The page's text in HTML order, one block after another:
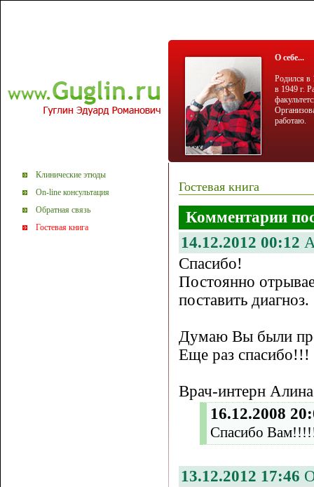
Клинические этюды
On-line консультация
Обратная связь
Гостевая книга
О себе...
Родился в
в 1949 г.
работаю.
Гостевая книга
Комментарии
14.12.2012 00:12
Спасибо!
Постоянно
поставить диагноз.
Думаю Вы были
Еще раз спасибо!!!
Врач-интерн Алина
16.12.2008
Спасибо
13.12.2012 17:46